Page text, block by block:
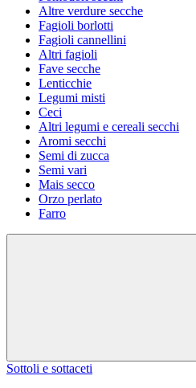
Altre verdure secche
Fagioli borlotti
Fagioli cannellini
Altri fagioli
Fave secche
Lenticchie
Legumi misti
Ceci
Altri legumi e cereali secchi
Aromi secchi
Semi di zucca
Semi vari
Mais secco
Orzo perlato
Farro
Sottoli e sottaceti